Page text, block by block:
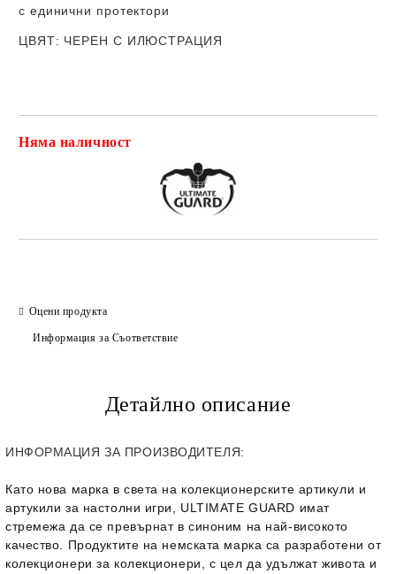
с единични протектори
ЦВЯТ: ЧЕРЕН С ИЛЮСТРАЦИЯ
Няма наличност
Оцени продукта
Информация за Съответствие
Детайлно описание
ИНФОРМАЦИЯ ЗА ПРОИЗВОДИТЕЛЯ:
Като нова марка в света на колекционерските артикули и
артукили за настолни игри, ULTIMATE GUARD имат
стремежа да се превърнат в синоним на най-високото
качество. Продуктите на немската марка са разработени от
колекционери за колекционери, с цел да удължат живота и